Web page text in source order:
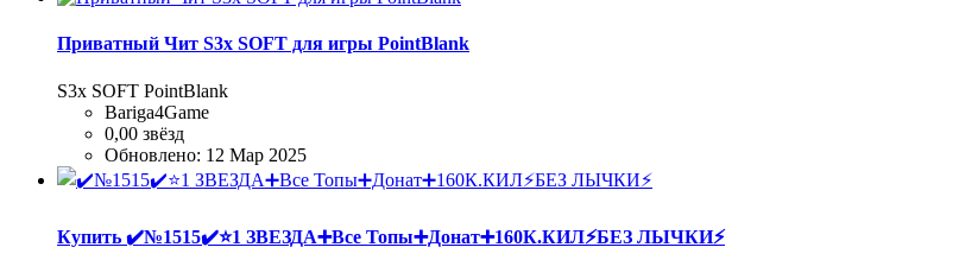
Приватный Чит S3x SOFT для игры PointBlank
S3x SOFT PointBlank
Bariga4Game
0,00 звёзд
Обновлено: 12 Мар 2025
Купить ✔️№1515✔️⭐️1 ЗВЕЗДА➕Все Топы➕Донат➕160К.КИЛ⚡БЕЗ ЛЫЧКИ⚡